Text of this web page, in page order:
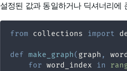
설정된 값과 동일하거나 딕셔너리에
from collections import
def make_graph( graph ,
for word_index in